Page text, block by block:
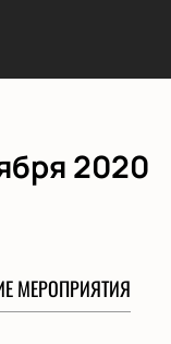
2020
МЕРОПРИЯТИЯ